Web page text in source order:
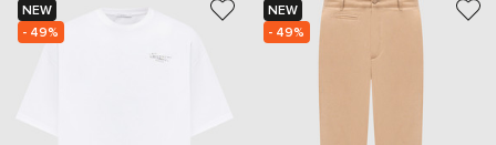
NEW
- 49%
NEW
- 49%